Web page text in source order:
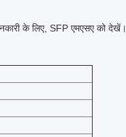
के लिए, SFP एमएसए को देखें।